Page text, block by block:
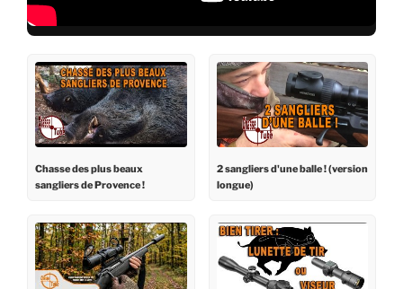
Chasse des plus beaux
sangliers de Provence !
2 sangliers d'une balle ! (version
longue)